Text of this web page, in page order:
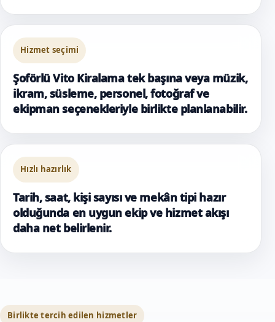
Hizmet seçimi
Şoförlü Vito Kiralama tek başına veya müzik,
ikram, süsleme, personel, fotoğraf ve
ekipman seçenekleriyle birlikte planlanabilir.
Hızlı hazırlık
Tarih, saat, kişi sayısı ve mekân tipi hazır
olduğunda en uygun ekip ve hizmet akışı
daha net belirlenir.
Birlikte tercih edilen hizmetler